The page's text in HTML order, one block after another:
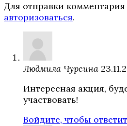
Для отправки
авторизоваться.
Людмила Чурсина
Интересная акция,
участвовать!
Войдите, чтобы